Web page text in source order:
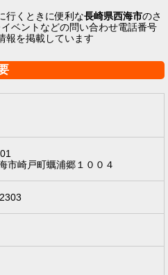
行くときに便利な長崎県西海市のさ
ベントなどの問い合わせ電話番号
報を掲載しています
市崎戸町蠣浦郷１００４